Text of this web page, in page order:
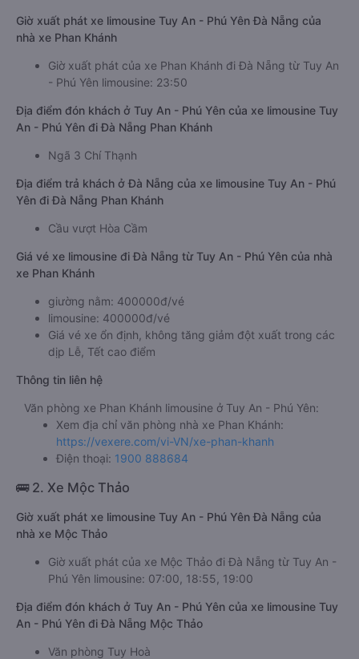
Giờ xuất phát xe limousine Tuy An - Phú Yên Đà Nẵng của
nhà xe Phan Khánh
Giờ xuất phát của xe Phan Khánh đi Đà Nẵng từ Tuy An
- Phú Yên limousine: 23:50
Địa điểm đón khách ở Tuy An - Phú Yên của xe limousine Tuy
An - Phú Yên đi Đà Nẵng Phan Khánh
Ngã 3 Chí Thạnh
Địa điểm trả khách ở Đà Nẵng của xe limousine Tuy An - Phú
Yên đi Đà Nẵng Phan Khánh
Cầu vượt Hòa Cầm
Giá vé xe limousine đi Đà Nẵng từ Tuy An - Phú Yên của nhà
xe Phan Khánh
giường nằm: 400000đ/vé
limousine: 400000đ/vé
Giá vé xe ổn định, không tăng giảm đột xuất trong các
dịp Lễ, Tết cao điểm
Thông tin liên hệ
Văn phòng xe Phan Khánh limousine ở Tuy An - Phú Yên:
Xem địa chỉ văn phòng nhà xe Phan Khánh:
https://vexere.com/vi-VN/xe-phan-khanh
Điện thoại: 1900 888684
🚌 2. Xe Mộc Thảo
Giờ xuất phát xe limousine Tuy An - Phú Yên Đà Nẵng của
nhà xe Mộc Thảo
Giờ xuất phát của xe Mộc Thảo đi Đà Nẵng từ Tuy An -
Phú Yên limousine: 07:00, 18:55, 19:00
Địa điểm đón khách ở Tuy An - Phú Yên của xe limousine Tuy
An - Phú Yên đi Đà Nẵng Mộc Thảo
Văn phòng Tuy Hoà